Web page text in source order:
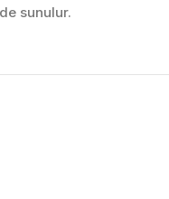
sunulur.